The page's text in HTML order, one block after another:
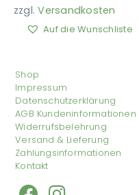
zzgl.Versandkosten
Auf die Wunschliste
Shop
Impressum
Datenschutzerklärung
AGB Kundeninformationen
Widerrufsbelehrung
Versand & Lieferung
Zahlungsinformationen
Kontakt